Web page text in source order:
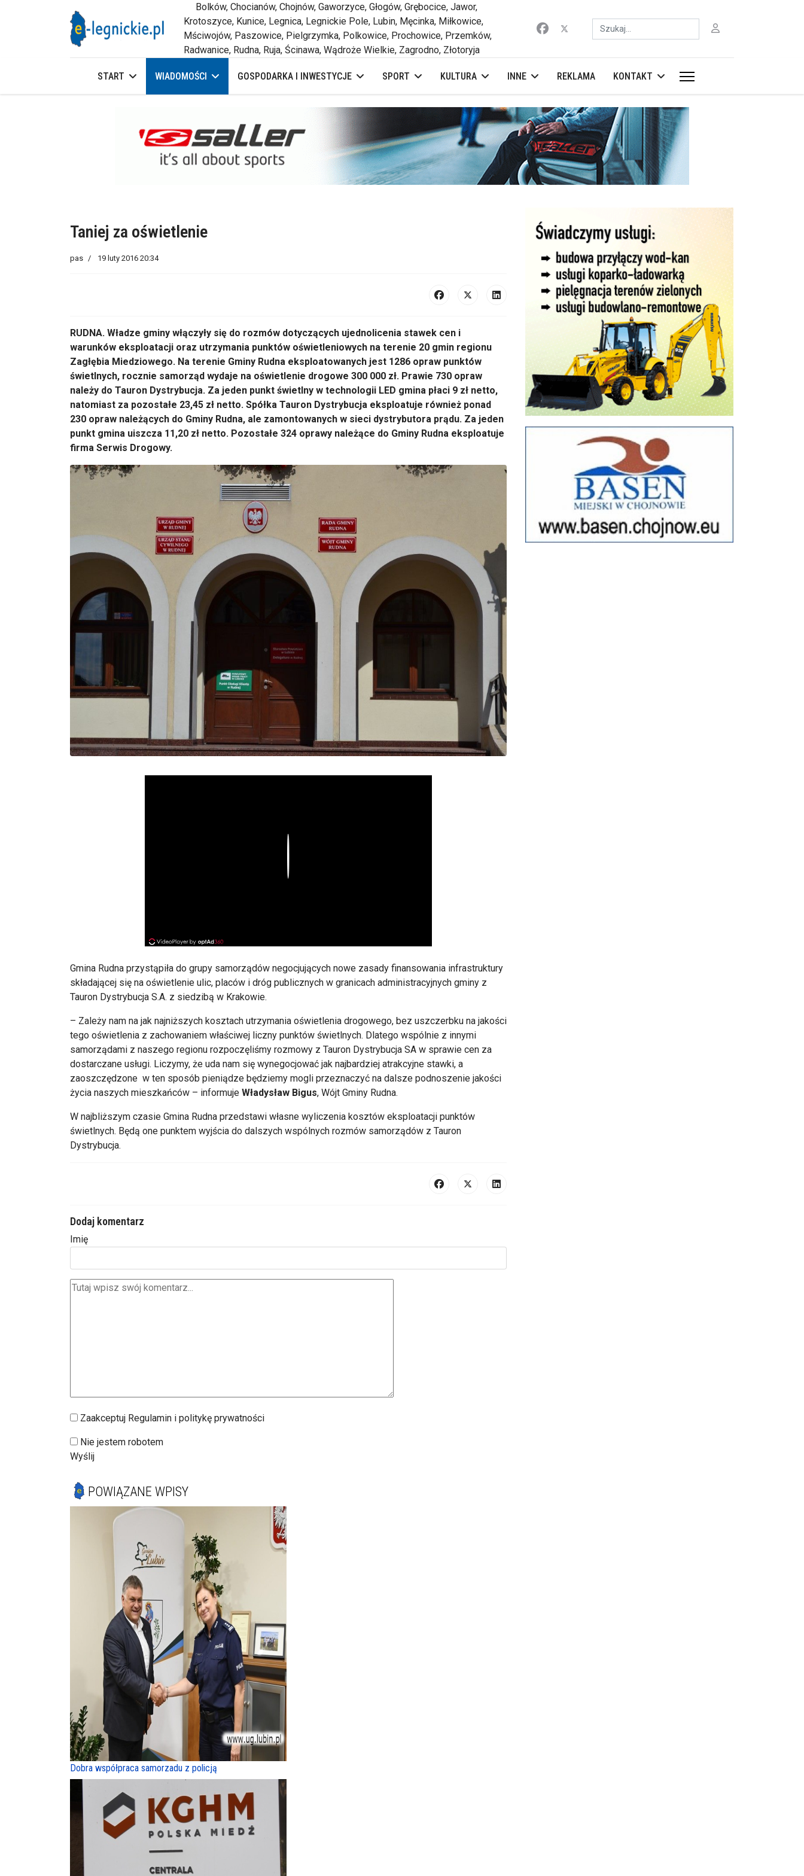
Bolków, Chocianów, Chojnów, Gaworzyce, Głogów, Grębocice, Jawor,
Krotoszyce, Kunice, Legnica, Legnickie Pole, Lubin, Męcinka, Miłkowice,
Mściwojów, Paszowice, Pielgrzymka, Polkowice, Prochowice, Przemków,
Radwanice, Rudna, Ruja, Ścinawa, Wądroże Wielkie, Zagrodno, Złotoryja
Szukaj
START WIADOMOŚCI GOSPODARKA I INWESTYCJE SPORT KULTURA INNE REKLAMA KONTAKT
Taniej za oświetlenie
pas 19 luty 2016 20:34
RUDNA. Władze gminy włączyły się do rozmów dotyczących ujednolicenia stawek cen i
warunków eksploatacji oraz utrzymania punktów oświetleniowych na terenie 20 gmin regionu
Zagłębia Miedziowego. Na terenie Gminy Rudna eksploatowanych jest 1286 opraw punktów
świetlnych, rocznie samorząd wydaje na oświetlenie drogowe 300 000 zł. Prawie 730 opraw
należy do Tauron Dystrybucja. Za jeden punkt świetlny w technologii LED gmina płaci 9 zł netto,
natomiast za pozostałe 23,45 zł netto. Spółka Tauron Dystrybucja eksploatuje również ponad
230 opraw należących do Gminy Rudna, ale zamontowanych w sieci dystrybutora prądu. Za jeden
punkt gmina uiszcza 11,20 zł netto. Pozostałe 324 oprawy należące do Gminy Rudna eksploatuje
firma Serwis Drogowy.
Gmina Rudna przystąpiła do grupy samorządów negocjujących nowe zasady finansowania infrastruktury
składającej się na oświetlenie ulic, placów i dróg publicznych w granicach administracyjnych gminy z
Tauron Dystrybucja S.A. z siedzibą w Krakowie.
– Zależy nam na jak najniższych kosztach utrzymania oświetlenia drogowego, bez uszczerbku na jakości
tego oświetlenia z zachowaniem właściwej liczny punktów świetlnych. Dlatego wspólnie z innymi
samorządami z naszego regionu rozpoczęliśmy rozmowy z Tauron Dystrybucja SA w sprawie cen za
dostarczane usługi. Liczymy, że uda nam się wynegocjować jak najbardziej atrakcyjne stawki, a
zaoszczędzone w ten sposób pieniądze będziemy mogli przeznaczyć na dalsze podnoszenie jakości
życia naszych mieszkańców – informuje Władysław Bigus, Wójt Gminy Rudna.
W najbliższym czasie Gmina Rudna przedstawi własne wyliczenia kosztów eksploatacji punktów
świetlnych. Będą one punktem wyjścia do dalszych wspólnych rozmów samorządów z Tauron
Dystrybucja.
Dodaj komentarz
Imię
Zaakceptuj Regulamin i politykę prywatności
Nie jestem robotem
Wyślij
POWIĄZANE WPISY
Dobra współpraca samorzadu z policją